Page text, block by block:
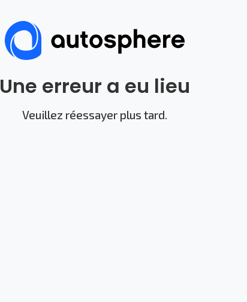
Une erreur a eu lieu
Veuillez réessayer plus tard.